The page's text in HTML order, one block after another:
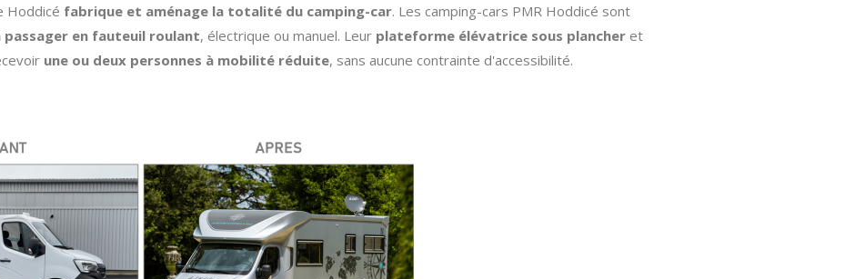
Hoddicé fabrique et aménage la totalité du camping-car. Les camping-cars PMR Hoddicé sont
passager en fauteuil roulant, électrique ou manuel. Leur plateforme élévatrice sous plancher et
une ou deux personnes à mobilité réduite, sans aucune contrainte d'accessibilité.